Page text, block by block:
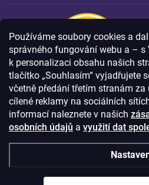
Používáme soubory cookies a
správného fungování webu a –
k personalizaci obsahu našich
tlačítko „Souhlasím“ vyjadřujete
včetně předání třetím stranám
cílené reklamy na sociálních
informací naleznete v našich
osobních údajů a využití dat
Nakupujte na
Díky HTTPS
data v
© Copyright2026
Olomoucká 267/29,